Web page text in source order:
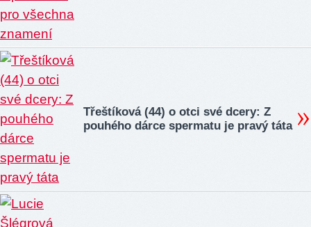
Třeštíková (44) o otci své dcery: Z
pouhého dárce spermatu je pravý táta